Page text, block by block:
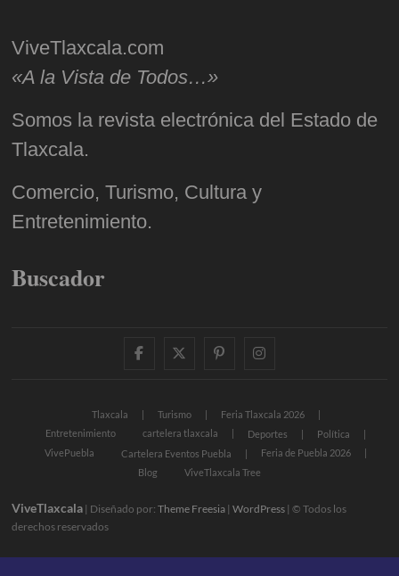
ViveTlaxcala.com
«A la Vista de Todos…»
Somos la revista electrónica del Estado de
Tlaxcala.
Comercio, Turismo, Cultura y
Entretenimiento.
Buscador
facebooktwitter
pinterestinstagram
Tlaxcala Turismo
Feria Tlaxcala 2026
Entretenimiento
cartelera tlaxcala Deportes
Política
VivePuebla
Cartelera Eventos Puebla
Feria de Puebla 2026
Blog
ViveTlaxcala Tree
ViveTlaxcala | Diseñado por:Theme Freesia |WordPress | © Todos los
derechos reservados